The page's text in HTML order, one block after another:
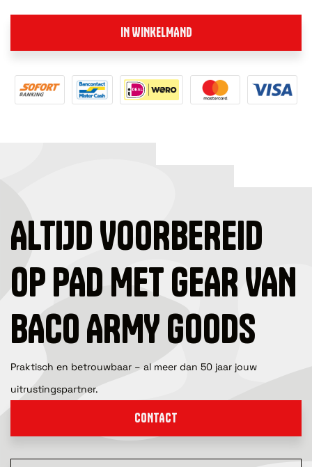
IN WINKELMAND
ALTIJD VOORBEREID
OP PAD MET GEAR VAN
BACO ARMY GOODS
Praktisch en betrouwbaar – al meer dan 50 jaar jouw
uitrustingspartner.
CONTACT